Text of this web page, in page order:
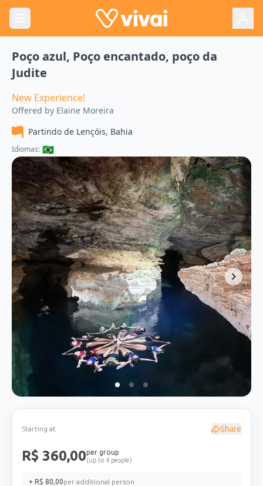
Poço azul, Poço encantado, poço da
Judite
New Experience!
Offered by Elaine Moreira
Partindo de Lençóis, Bahia
Idiomas: 🇧🇷
Starting at Share
R$ 360,00per group
(up to 4 people)
+ R$ 80,00per additional person